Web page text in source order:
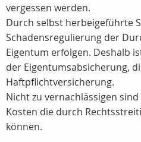
vergessen werden.
Durch selbst herbeigeführte
Schadensregulierung der
Eigentum erfolgen. Deshalb
der Eigentumsabsicherung,
Haftpflichtversicherung.
Nicht zu vernachlässigen
Kosten die durch
können.